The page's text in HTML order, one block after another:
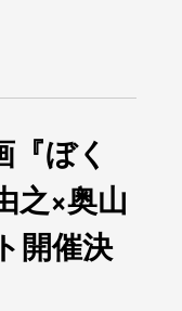
ぼく
之×奥山
開催決